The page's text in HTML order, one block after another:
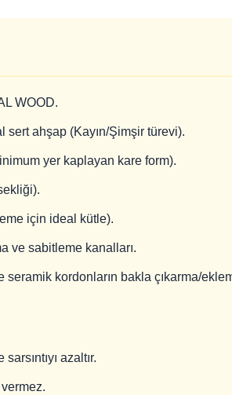
WOOD.
sert ahşap (Kayın/Şimşir türevi).
yer kaplayan kare form).
için ideal kütle).
ve sabitleme kanalları.
seramik kordonların bakla çıkarma/
azaltır.